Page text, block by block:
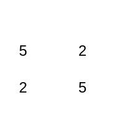
5 2
2 5